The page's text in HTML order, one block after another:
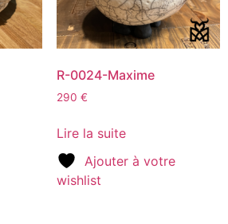
R-0024-Maxime
290 €
Lire la suite
Ajouter à votre
wishlist